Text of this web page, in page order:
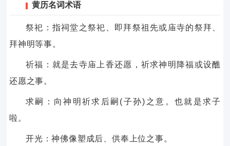
黄历名词术语
祭祀：指祠堂之祭祀、即拜祭祖先或庙寺的祭拜、
拜神明等事。
祈福：就是去寺庙上香还愿，祈求神明降福或设醮
还愿之事。
求嗣：向神明祈求后嗣(子孙)之意。也就是求子
啦。
开光：神佛像塑成后、供奉上位之事。